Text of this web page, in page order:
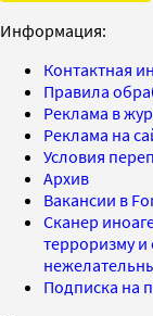
Информация:
Контактная
Правила
Реклама в
Реклама на
Условия
Архив
Вакансии в
Сканер
терроризму
Подписка на